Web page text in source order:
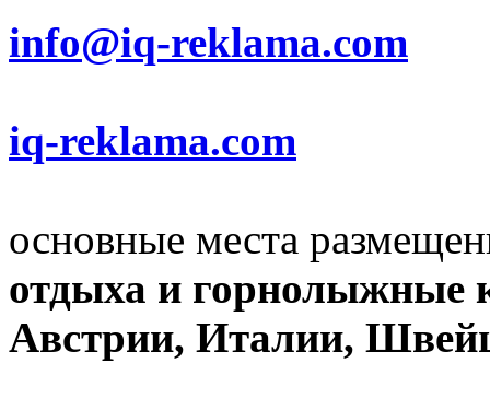
info@iq-reklama.com
iq-reklama.com
основные места
отдыха и
Австрии, Италии,